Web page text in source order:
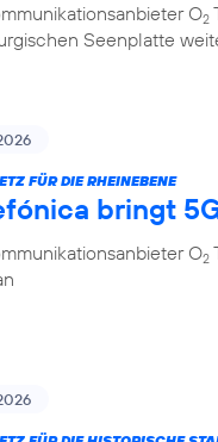
O2
Seenplatte
FÜR DIE RHEINEBENE
bringt
O2